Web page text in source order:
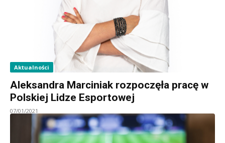
Aktualności
Aleksandra Marciniak rozpoczęła pracę w
Polskiej Lidze Esportowej
07/01/2021